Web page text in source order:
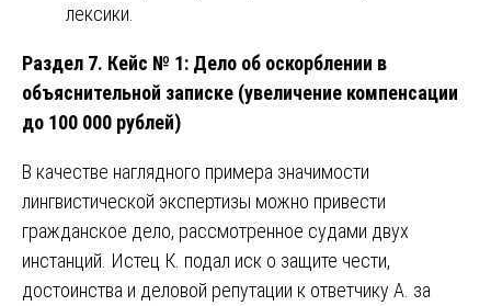
лексики.
Раздел 7. Кейс № 1: Дело об оскорблении в
объяснительной записке (увеличение компенсации
до 100 000 рублей)
В качестве наглядного примера значимости
лингвистической экспертизы можно привести
гражданское дело, рассмотренное судами двух
инстанций. Истец К. подал иск о защите чести,
достоинства и деловой репутации к ответчику А. за